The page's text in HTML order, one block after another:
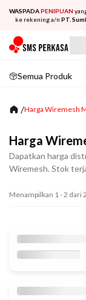
WASPADAPENIPUAN
ke rekening a/n PT.
Semua Produk
/Harga Wiremesh
Harga
Dapatkan harga
Wiremesh. Stok
Menampilkan 1-2 dari2